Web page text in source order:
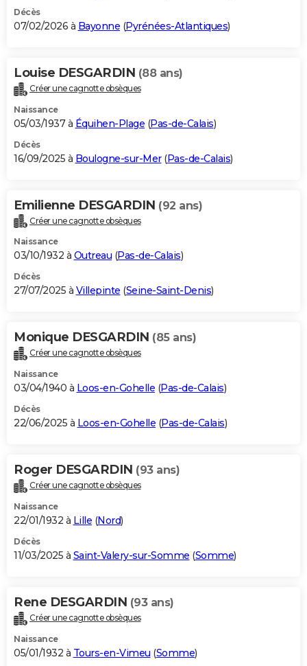
Décès
07/02/2026 à Bayonne (Pyrénées-Atlantiques)
Louise DESGARDIN (88 ans)
Créer une cagnotte obsèques
Naissance
05/03/1937 à Équihen-Plage (Pas-de-Calais)
Décès
16/09/2025 à Boulogne-sur-Mer(Pas-de-Calais)
Emilienne DESGARDIN (92 ans)
Créer une cagnotte obsèques
Naissance
03/10/1932 à Outreau (Pas-de-Calais)
Décès
27/07/2025 à Villepinte (Seine-Saint-Denis)
Monique DESGARDIN (85 ans)
Créer une cagnotte obsèques
Naissance
03/04/1940 à Loos-en-Gohelle (Pas-de-Calais)
Décès
22/06/2025 à Loos-en-Gohelle (Pas-de-Calais)
Roger DESGARDIN (93 ans)
Créer une cagnotte obsèques
Naissance
22/01/1932 à Lille (Nord)
Décès
11/03/2025 à Saint-Valery-sur-Somme (Somme)
Rene DESGARDIN (93 ans)
Créer une cagnotte obsèques
Naissance
05/01/1932 à Tours-en-Vimeu (Somme)